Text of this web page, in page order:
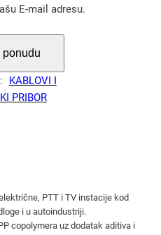
E-mail adresu.
ponudu
KABLOVI I
PRIBOR
PTT i TV instacije kod
i u autoindustriji.
copolymera uz dodatak aditiva i